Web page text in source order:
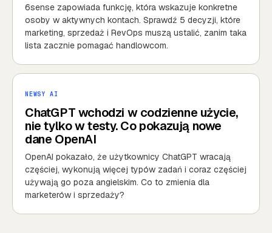
6sense zapowiada funkcję, która wskazuje konkretne
osoby w aktywnych kontach. Sprawdź 5 decyzji, które
marketing, sprzedaż i RevOps muszą ustalić, zanim taka
lista zacznie pomagać handlowcom.
NEWSY AI
ChatGPT wchodzi w codzienne użycie,
nie tylko w testy. Co pokazują nowe
dane OpenAI
OpenAI pokazało, że użytkownicy ChatGPT wracają
częściej, wykonują więcej typów zadań i coraz częściej
używają go poza angielskim. Co to zmienia dla
marketerów i sprzedaży?